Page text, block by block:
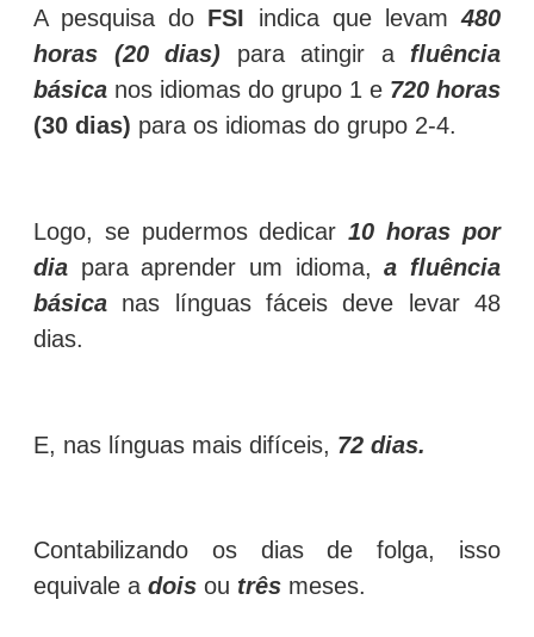
A pesquisa do FSI indica que levam480
horas (20 dias) para atingir afluência
básica nos idiomas do grupo 1 e 720 horas
(30 dias) para os idiomas do grupo 2-4.
Logo, se pudermos dedicar10 horas por
dia para aprender um idioma,a fluência
básica nas línguas fáceis deve levar 48
dias.
E, nas línguas mais difíceis, 72 dias.
Contabilizando os dias de folga, isso
equivale a dois ou três meses.